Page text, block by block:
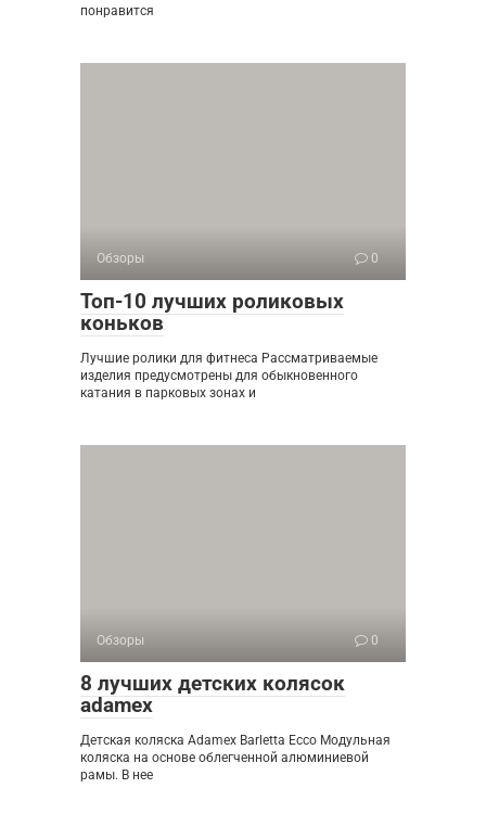
понравится
Обзоры 0
Топ-10 лучших роликовых
коньков
Лучшие ролики для фитнеса Рассматриваемые
изделия предусмотрены для обыкновенного
катания в парковых зонах и
Обзоры 0
8 лучших детских колясок
adamex
Детская коляска Adamex Barletta Ecco Модульная
коляска на основе облегченной алюминиевой
рамы. В нее